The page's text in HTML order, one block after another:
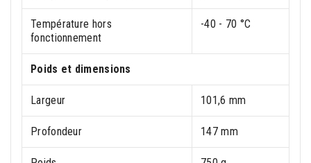
Température hors
fonctionnement
-40 - 70 °C
Poids et dimensions
Largeur 101,6 mm
Profondeur 147 mm